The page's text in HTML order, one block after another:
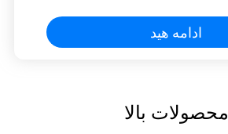
ادامه هید
محصولات بالا